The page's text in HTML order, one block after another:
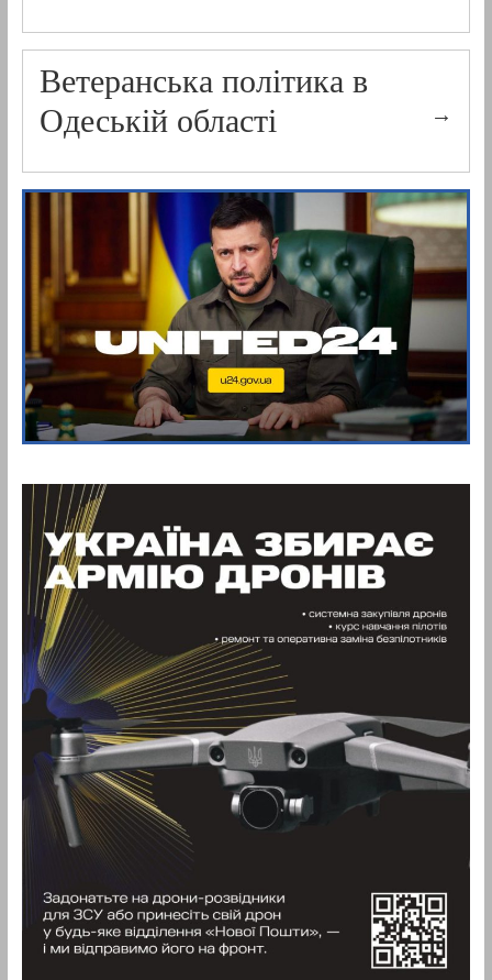
Ветеранська політика в
Одеській області